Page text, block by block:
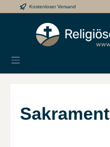
Zum Hauptinhalt springen
Kostenloser Versand
Sakrament